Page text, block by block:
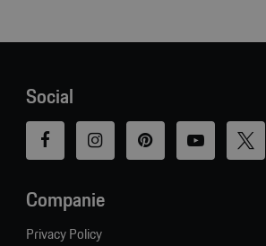
Social
Companie
Privacy Policy